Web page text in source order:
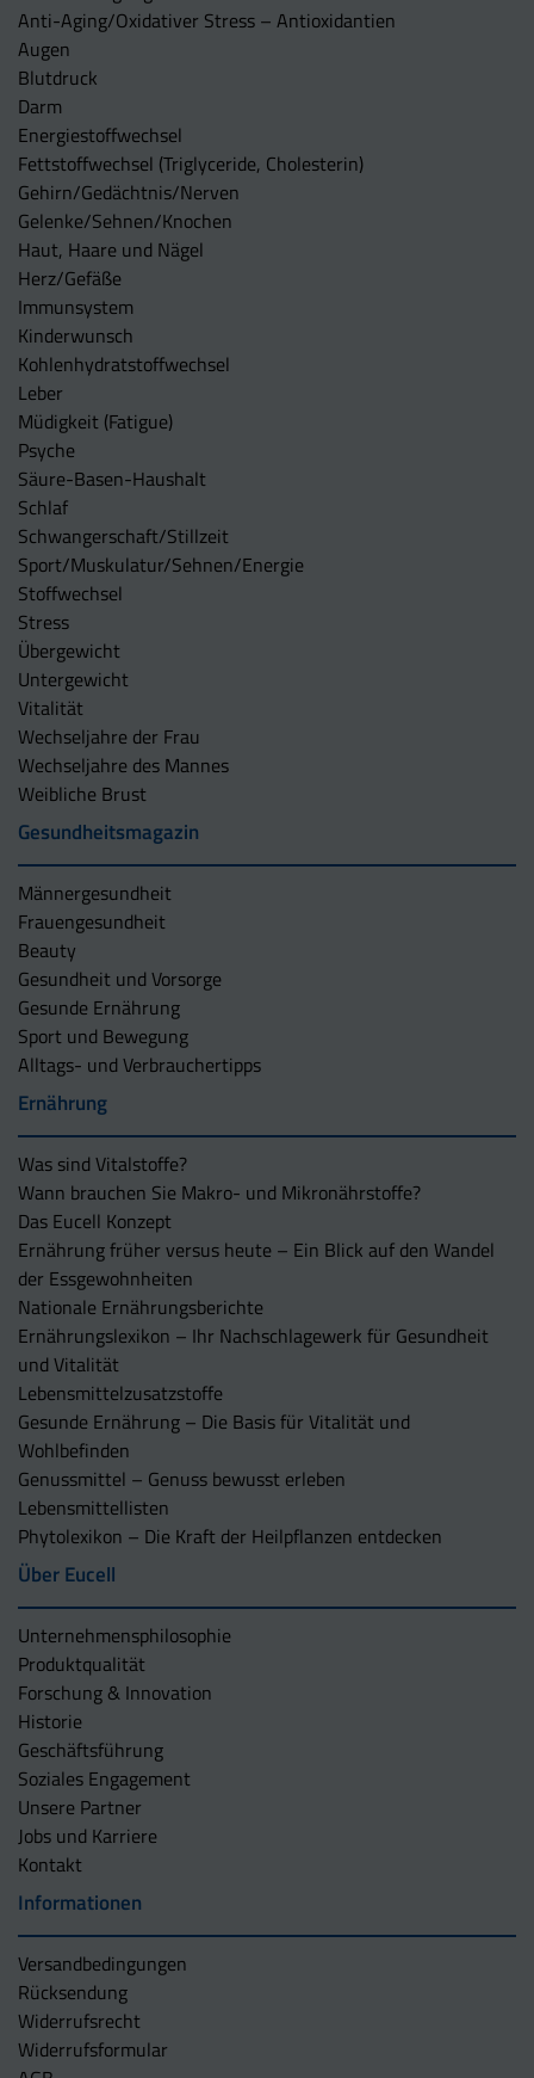
Anti-Aging/Oxidativer Stress – Antioxidantien
Augen
Blutdruck
Darm
Energiestoffwechsel
Fettstoffwechsel (Triglyceride, Cholesterin)
Gehirn/Gedächtnis/Nerven
Gelenke/Sehnen/Knochen
Haut, Haare und Nägel
Herz/Gefäße
Immunsystem
Kinderwunsch
Kohlenhydratstoffwechsel
Leber
Müdigkeit (Fatigue)
Psyche
Säure-Basen-Haushalt
Schlaf
Schwangerschaft/Stillzeit
Sport/Muskulatur/Sehnen/Energie
Stoffwechsel
Stress
Übergewicht
Untergewicht
Vitalität
Wechseljahre der Frau
Wechseljahre des Mannes
Weibliche Brust
Gesundheitsmagazin
Männergesundheit
Frauengesundheit
Beauty
Gesundheit und Vorsorge
Gesunde Ernährung
Sport und Bewegung
Alltags- und Verbrauchertipps
Ernährung
Was sind Vitalstoffe?
Wann brauchen Sie Makro- und Mikronährstoffe?
Das Eucell Konzept
Ernährung früher versus heute – Ein Blick auf den Wandel
der Essgewohnheiten
Nationale Ernährungsberichte
Ernährungslexikon – Ihr Nachschlagewerk für Gesundheit
und Vitalität
Lebensmittelzusatzstoffe
Gesunde Ernährung – Die Basis für Vitalität und
Wohlbefinden
Genussmittel – Genuss bewusst erleben
Lebensmittellisten
Phytolexikon – Die Kraft der Heilpflanzen entdecken
Über Eucell
Unternehmens­philosophie
Produktqualität
Forschung & Innovation
Historie
Geschäftsführung
Soziales Engagement
Unsere Partner
Jobs und Karriere
Kontakt
Informationen
Versandbedingungen
Rücksendung
Widerrufsrecht
Widerrufsformular